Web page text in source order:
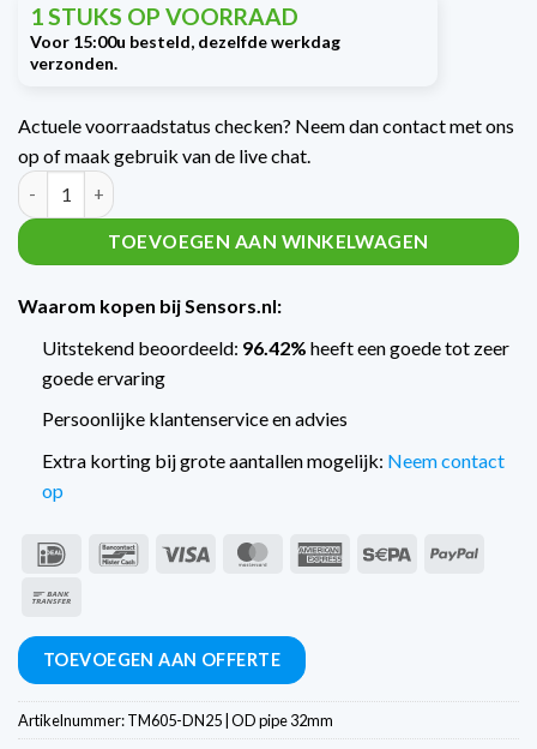
1 STUKS OP VOORRAAD
Actuele voorraadstatus checken? Neem dan contact met ons
op of maak gebruik van de live chat.
Ultrasone flowmeter voor zeewater en olie | TM605 - DN25
TOEVOEGEN AAN WINKELWAGEN
Waarom kopen bij Sensors.nl:
Uitstekend beoordeeld: 96.42% heeft een goede tot zeer
goede ervaring
Persoonlijke klantenservice en advies
Extra korting bij grote aantallen mogelijk: Neem contact
op
IDeal BancontactVisa MasterCardAmerican Sepa
PayPal
TOEVOEGEN AAN OFFERTE
Artikelnummer:TM605-DN25 | OD pipe 32mm